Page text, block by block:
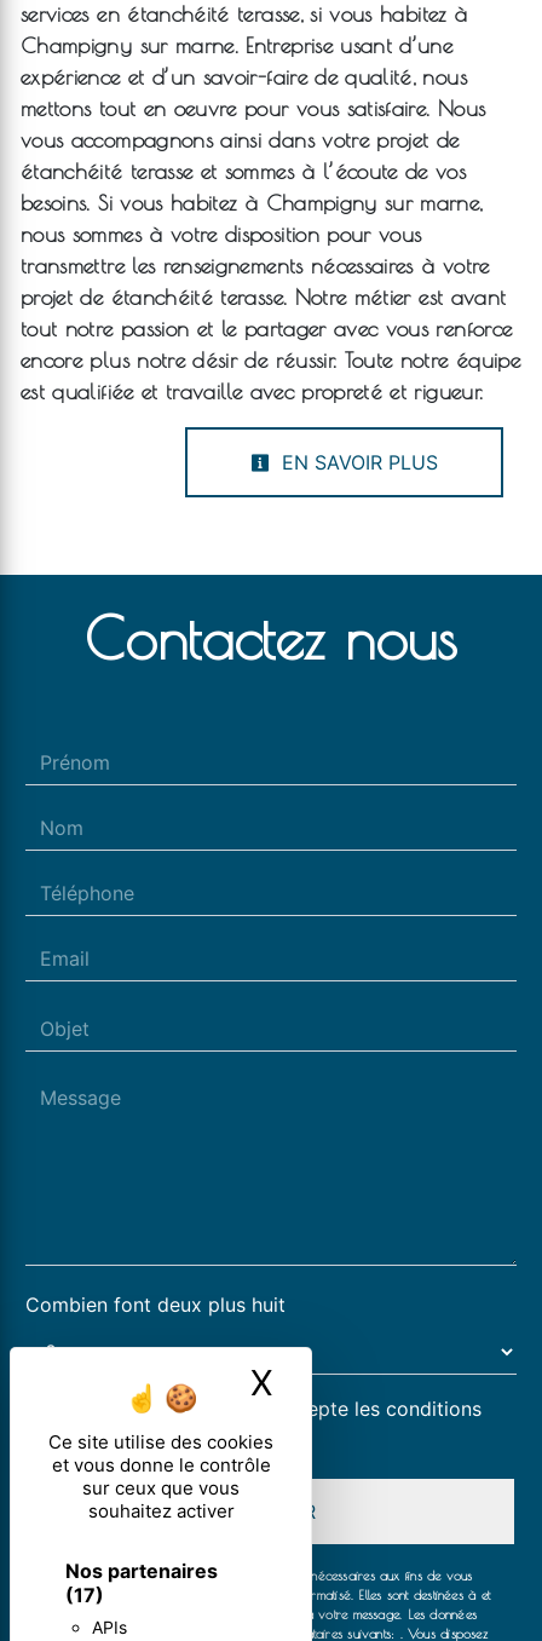
Ce site utilise des cookies
et vous donne le contrôle
sur ceux que vous
souhaitez activer
Nos partenaires
(17)
APIs
X Masquer le
services en étanchéité terasse, si vous habitez à
Champigny sur marne. Entreprise usant d’une
expérience et d’un savoir-faire de qualité, nous
mettons tout en oeuvre pour vous satisfaire. Nous
vous accompagnons ainsi dans votre projet de
étanchéité terasseet sommes à l’écoute de vos
besoins. Si vous habitez à Champigny sur marne,
nous sommes à votre disposition pour vous
transmettre les renseignements nécessaires à votre
projet de étanchéité terasse. Notre métier est avant
tout notre passion et le partager avec vous renforce
encore plus notre désir de réussir. Toute notre équipe
est qualifiée et travaille avec propreté et rigueur.
EN SAVOIR PLUS
Contactez nous
Combien font deux plus huit
En cochant cette case, j'accepte les conditions
particulières ci-dessous **
ENVOYER
** Les données personnelles communiquées sont nécessaires aux fins de vous
contacter et sont enregistrées dans un fichier informatisé. Elles sont destinées à et
ses sous-traitants dans le seul but de répondre à votre message. Les données
collectées seront communiquées aux seuls destinataires suivants: . Vous disposez